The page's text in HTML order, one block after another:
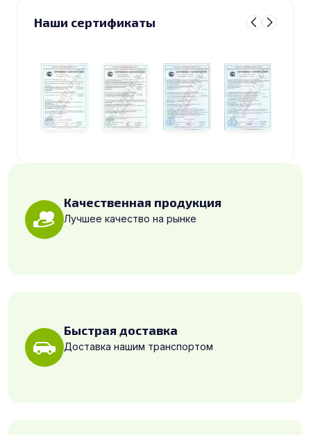
Наши сертификаты
Качественная продукция
Лучшее качество на рынке
Быстрая доставка
Доставка нашим транспортом